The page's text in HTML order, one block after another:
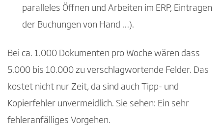
paralleles Öffnen und Arbeiten im ERP, Eintragen
der Buchungen von Hand …).
Bei ca. 1.000 Dokumenten pro Woche wären dass
5.000 bis 10.000 zu verschlagwortende Felder. Das
kostet nicht nur Zeit, da sind auch Tipp- und
Kopierfehler unvermeidlich. Sie sehen: Ein sehr
fehleranfälliges Vorgehen.